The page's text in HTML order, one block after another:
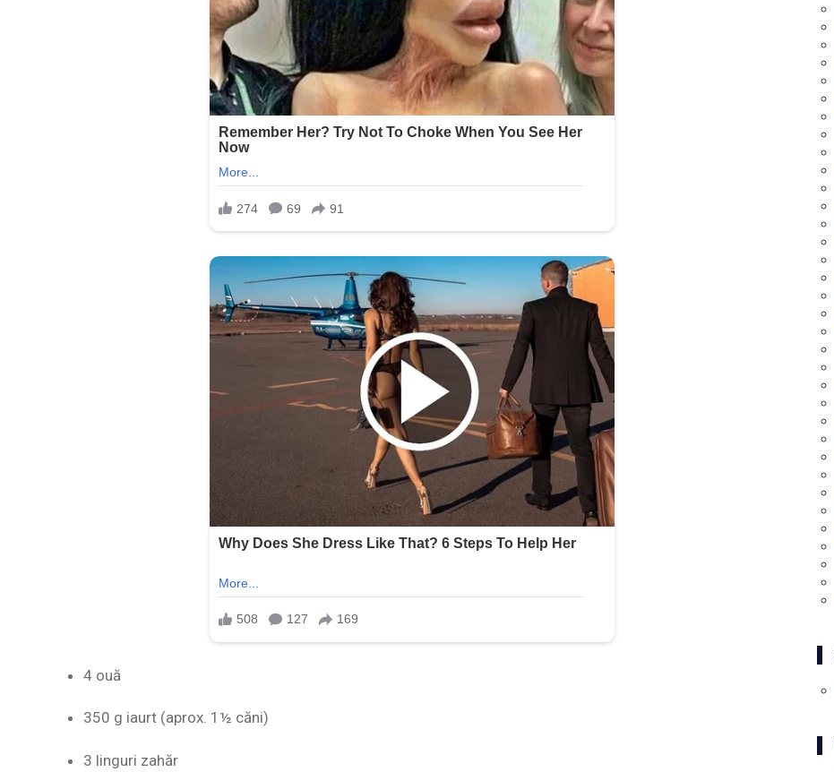
4 ouă
350 g iaurt (aprox. 1½ căni)
3 linguri zahăr